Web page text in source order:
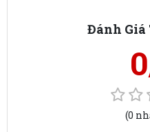
Đánh Giá
(0